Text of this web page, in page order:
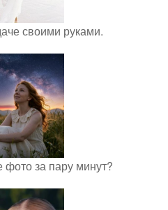
своими руками.
фото за пару минут?